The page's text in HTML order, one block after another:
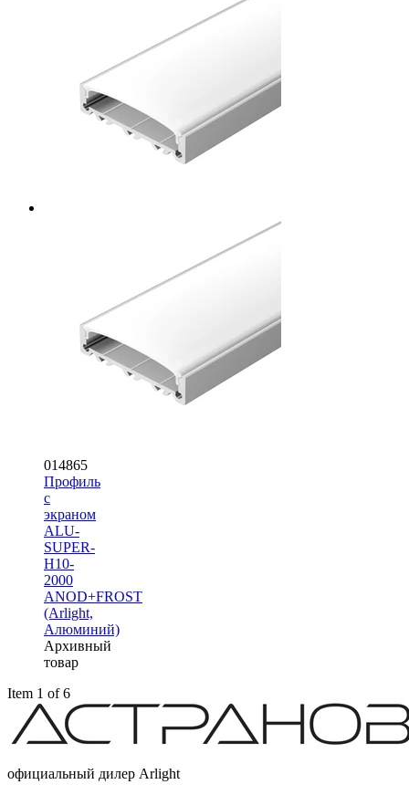
014865
Профиль
с
экраном
ALU-
SUPER-
H10-
2000
ANOD+FROST
(Arlight,
Алюминий)
Архивный
товар
Item 1 of 6
официальный дилер Arlight